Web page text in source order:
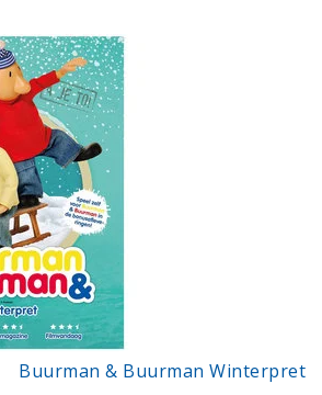
Buurman & Buurman Winterpret